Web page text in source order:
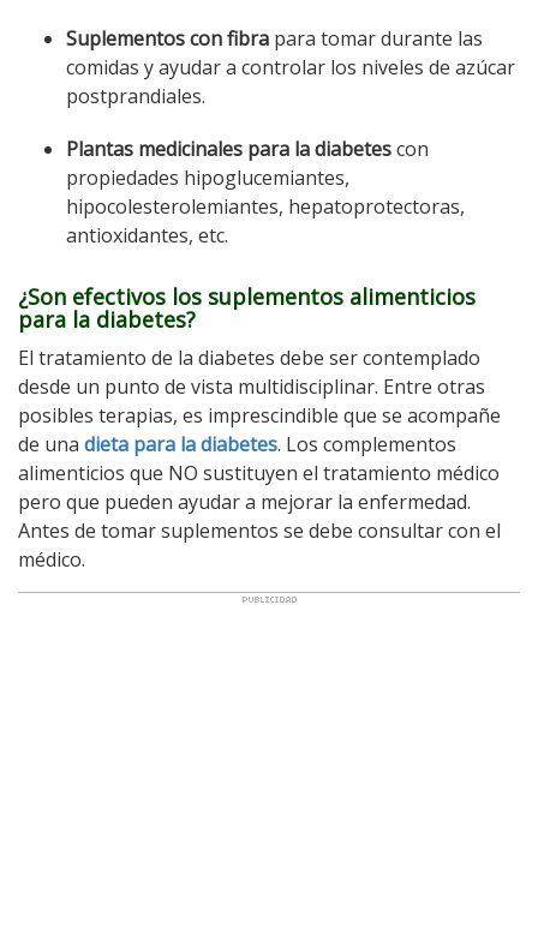
Suplementos con fibra para tomar durante las
comidas y ayudar a controlar los niveles de azúcar
postprandiales.
Plantas medicinales para la diabetescon
propiedades hipoglucemiantes,
hipocolesterolemiantes, hepatoprotectoras,
antioxidantes, etc.
¿Son efectivos los suplementos alimenticios
para la diabetes?
El tratamiento de la diabetes debe ser contemplado
desde un punto de vista multidisciplinar. Entre otras
posibles terapias, es imprescindible que se acompañe
de una dieta para la diabetes. Los complementos
alimenticios que NO sustituyen el tratamiento médico
pero que pueden ayudar a mejorar la enfermedad.
Antes de tomar suplementos se debe consultar con el
médico.